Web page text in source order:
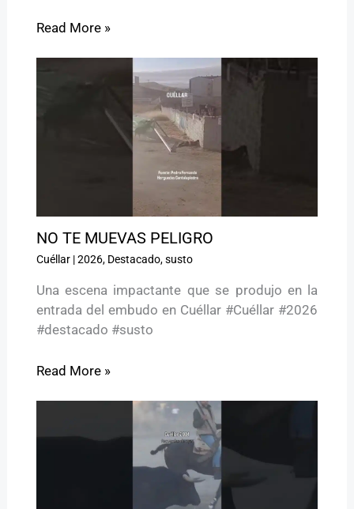
Read More »
NO TE MUEVAS PELIGRO ️
Cuéllar|2026, Destacado,susto
Una escena impactante que se produjo en la
entrada del embudo en Cuéllar #Cuéllar #2026
#destacado #susto
Read More »